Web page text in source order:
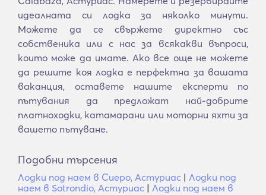
идеалната си лодка за няколко минути.
Можете да се свържете директно със
собственика или с нас за всякакви въпроси,
които може да имате. Ако все още не можете
да решите коя лодка е перфектна за вашата
ваканция, оставете нашите експерти по
пътувания да предложат най-добрите
платноходки, катамарани или моторни яхти за
вашето пътуване.
Подобни търсения
Лодки под наем в Сиеро, Астуриас | Лодки под
наем в Sotrondio, Астуриас | Лодки под наем в